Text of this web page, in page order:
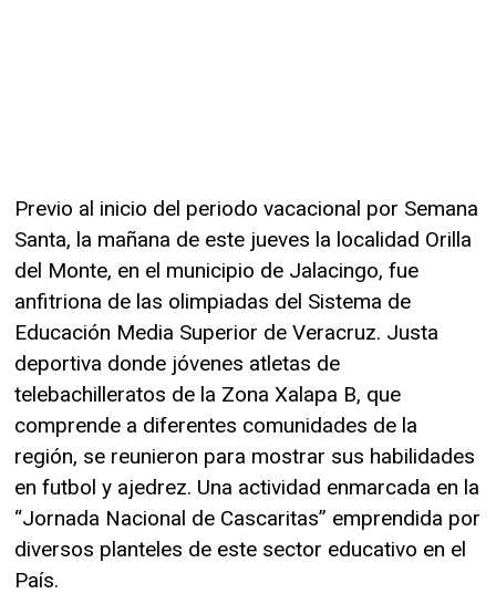
Previo al inicio del periodo vacacional por Semana
Santa, la mañana de este jueves la localidad Orilla
del Monte, en el municipio de Jalacingo, fue
anfitriona de las olimpiadas del Sistema de
Educación Media Superior de Veracruz. Justa
deportiva donde jóvenes atletas de
telebachilleratos de la Zona Xalapa B, que
comprende a diferentes comunidades de la
región, se reunieron para mostrar sus habilidades
en futbol y ajedrez. Una actividad enmarcada en la
“Jornada Nacional de Cascaritas” emprendida por
diversos planteles de este sector educativo en el
País.